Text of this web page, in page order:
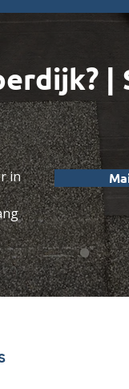
|
in